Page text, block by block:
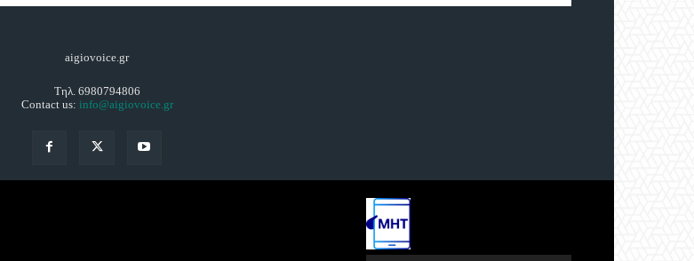
aigiovoice.gr
Τηλ. 6980794806
Contact us: info@aigiovoice.gr